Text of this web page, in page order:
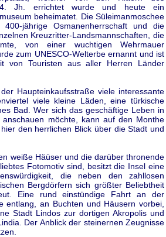
Jh. errichtet wurde und heute ein
beheimatet. Die Süleimanmoschee
jährige Osmanenherrschaft und die
Kreuzritter-Landsmannschaften, die
von einer wuchtigen Wehrmauer
zum UNESCO-Welterbe ernannt und ist
von Touristen aus aller Herren Länder
Haupteinkaufsstraße viele interessante
viele kleine Läden, eine türkische
Bad. Wer sich das geschäftige Leben in
möchte, kann auf den Monthe
den herrlichen Blick über die Stadt und
weiße Häüser und die darüber thronende
Fotomotiv sind, besitzt die Insel eine
die neben den zahllosen
Bergdörfern sich größter Beliebtheit
Eine rund einstündige Fahrt an der
entlang, an Buchten und Häusern vorbei,
Stadt Lindos zur dortigen Akropolis und
Der Anblick der steinernen Zeugnisse